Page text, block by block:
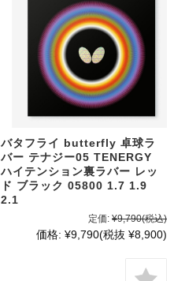
バタフライ butterfly 卓球ラ
バー テナジー05 TENERGY
ハイテンション裏ラバー レッ
ド ブラック 05800 1.7 1.9
2.1
定価: ¥9,790(税込)
価格: ¥9,790(税抜 ¥8,900)